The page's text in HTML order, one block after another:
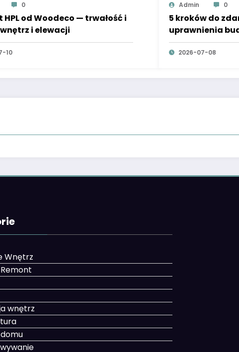
0
od Woodeco — trwałość i
i elewacji
10
Admin 0
5 kroków do
uprawnienia
2026-07-08
Wnętrz
wnętrz